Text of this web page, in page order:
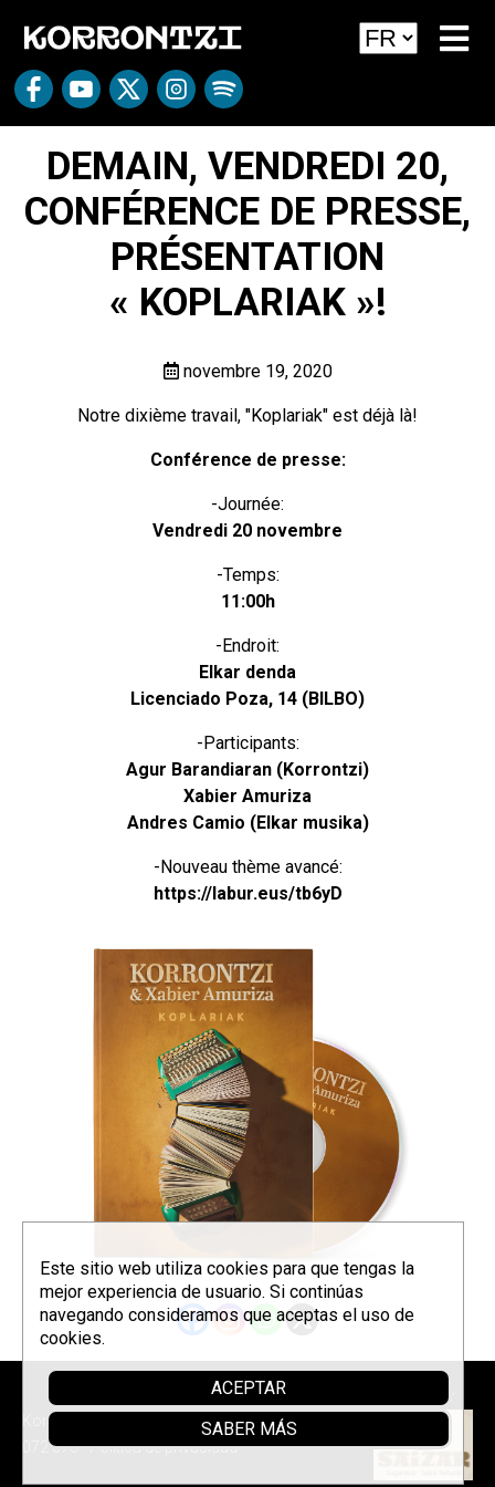
DEMAIN, VENDREDI 20,
CONFÉRENCE DE PRESSE,
PRÉSENTATION
« KOPLARIAK »!
novembre 19, 2020
Notre dixième travail, "Koplariak" est déjà là!
Conférence de presse:
-Journée:
Vendredi 20 novembre
-Temps:
11:00h
-Endroit:
Elkar denda
Licenciado Poza, 14 (BILBO)
-Participants:
Agur Barandiaran (Korrontzi)
Xabier Amuriza
Andres Camio (Elkar musika)
-Nouveau thème avancé:
https://labur.eus/tb6yD
Korrontzi © 2026 - Tel. (+34) 618
072 076 -Política de privacidad
Parrainer
Este sitio web utiliza cookies para que tengas la
mejor experiencia de usuario. Si continúas
navegando consideramos que aceptas el uso de
cookies.
ACEPTAR
SABER MÁS